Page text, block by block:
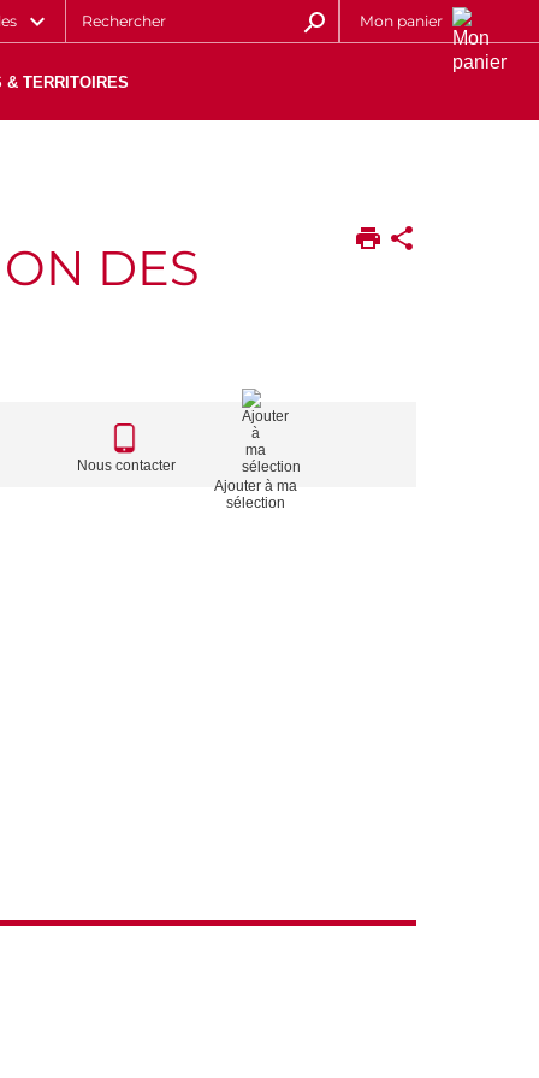
Mon panier
& TERRITOIRES
DES
CALL
TO
ACTIONS
Nous contacter
Ajouter à ma
sélection